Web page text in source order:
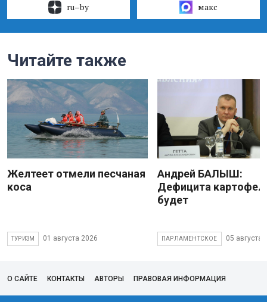
ru–by макс
Читайте также
Желтеет отмели песчаная
коса
ТУРИЗМ 01 августа 2026
Андрей БАЛЫШ:
Дефицита
будет
ПАРЛАМЕНТСКОЕ 05 августа
О САЙТЕ КОНТАКТЫ АВТОРЫ ПРАВОВАЯ ИНФОРМАЦИЯ